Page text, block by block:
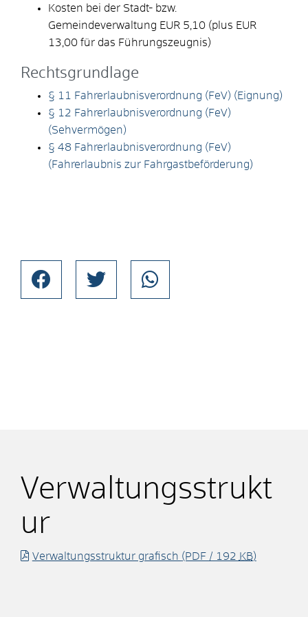
Kosten bei der Stadt- bzw.
Gemeindeverwaltung EUR 5,10 (plus EUR
13,00 für das Führungszeugnis)
Rechtsgrundlage
§ 11 Fahrerlaubnisverordnung (FeV) (Eignung)
§ 12 Fahrerlaubnisverordnung (FeV)
(Sehvermögen)
§ 48 Fahrerlaubnisverordnung (FeV)
(Fahrerlaubnis zur Fahrgastbeförderung)
Verwaltungsstrukt
ur
Verwaltungsstruktur grafisch (PDF / 192 KB)